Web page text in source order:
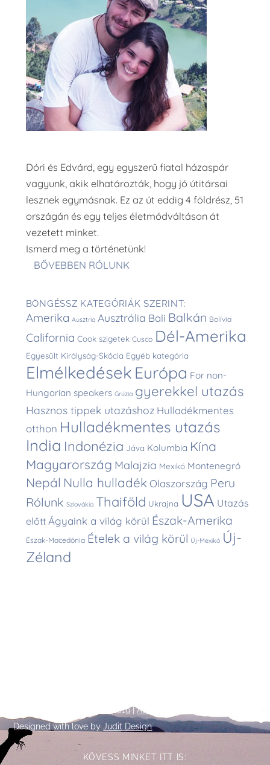
Dóri és Edvárd, egy egyszerű fiatal házaspár
vagyunk, akik elhatározták, hogy jó útitársai
lesznek egymásnak. Ez az út eddig 4 földrész, 51
országán és egy teljes életmódváltáson át
vezetett minket.
Ismerd meg a történetünk!
BŐVEBBEN RÓLUNK
BÖNGÉSSZ KATEGÓRIÁK SZERINT:
Amerika Ausztria Ausztrália Bali Balkán Bolívia
California Cook szigetek Cusco Dél-Amerika
Egyesült Királyság-Skócia Egyéb kategória
Elmélkedések Európa For non-
Hungarian speakers Grúzia gyerekkel utazás
Hasznos tippek utazáshoz Hulladékmentes
otthon Hulladékmentes utazás
India Indonézia Jáva Kolumbia Kína
Magyarország Malajzia Mexikó Montenegró
Nepál Nulla hulladék Olaszország Peru
Rólunk Szlovákia Thaiföld Ukrajna USA Utazás
előtt Ágyaink a világ körül Észak-Amerika
Észak-Macedónia Ételek a világ körül Új-Mexikó Új-
Zéland
To
2019 |Adatkezelési tájékoztató
Designed with love byJudit Design
KÖVESS MINKET ITT IS: